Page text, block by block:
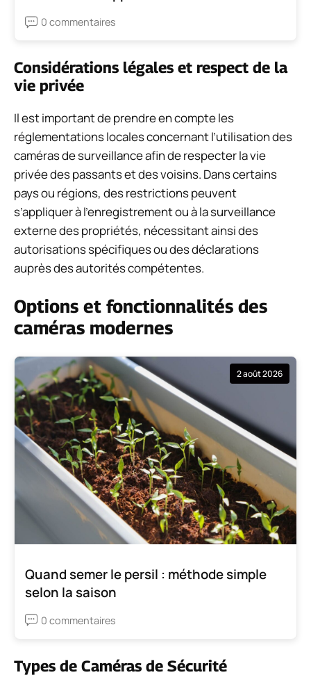
0 commentaires
Considérations légales et respect de la
vie privée
Il est important de prendre en compte les
réglementations locales concernant l’utilisation des
caméras de surveillance afin de respecter la vie
privée des passants et des voisins. Dans certains
pays ou régions, des restrictions peuvent
s’appliquer à l’enregistrement ou à la surveillance
externe des propriétés, nécessitant ainsi des
autorisations spécifiques ou des déclarations
auprès des autorités compétentes.
Options et fonctionnalités des
caméras modernes
2 août 2026
Quand semer le persil : méthode simple
selon la saison
0 commentaires
Types de Caméras de Sécurité